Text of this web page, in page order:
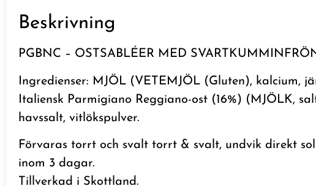
Beskrivning
PGBNC – OSTSABLÉER MED
Ingredienser: MJÖL (VETEMJÖL (Gluten), kalcium,
Italiensk Parmigiano Reggiano-ost (16%) (MJÖLK,
havssalt, vitlökspulver.
Förvaras torrt och svalt torrt & svalt, undvik direkt
inom 3 dagar.
Tillverkad i Skottland.